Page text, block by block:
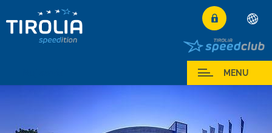
Deutsch
English
Français
Español
MENU